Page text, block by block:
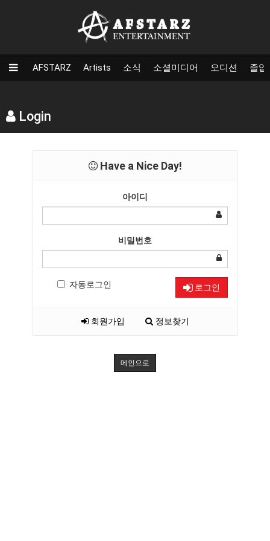
AFSTARZ Artists 소식 소셜미디어 오디션 졸업
Login
Have a Nice Day!
아이디
비밀번호
자동로그인 로그인
회원가입 정보찾기
메인으로